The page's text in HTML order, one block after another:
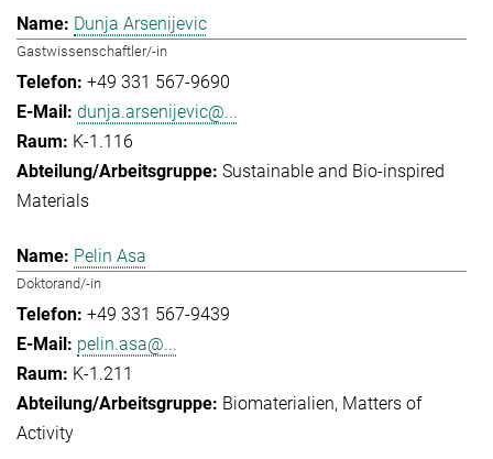
Dunja Arsenijevic
Gastwissenschaftler/-in
+49 331 567-9690
dunja.arsenijevic@...
K-1.116
Sustainable and Bio-inspired
Materials
Pelin Asa
Doktorand/-in
+49 331 567-9439
pelin.asa@...
K-1.211
Biomaterialien Matters of
Activity